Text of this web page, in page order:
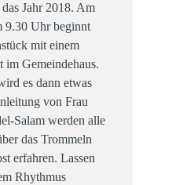
Jahr 2018. Am
9.30 Uhr beginnt
mit einem
im Gemeindehaus.
es dann etwas
von Frau
Salam werden alle
das Trommeln
erfahren. Lassen
Rhythmus